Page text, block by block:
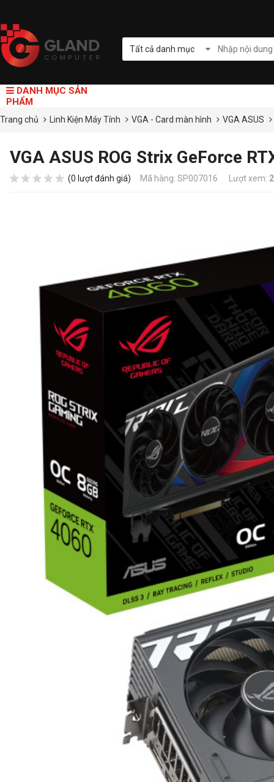
Tất cả danh mục
DANH MỤC SẢN
PHẨM
Trang chủ Linh Kiện Máy Tính VGA - Card màn hình VGA ASUS
VGA ASUS ROG Strix GeForce
(0 lượt đánh giá) Mã hàng: SP007016 Lượt xem: